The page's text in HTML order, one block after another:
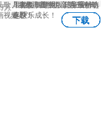
人 3-7岁儿童学拼音第一神奇
APP
下载
早教益智游戏，陪宝宝一
起快乐成长！
下载
歌、故事、国学、识字原创动
视频！
下载
万儿童故事专业版，海量精选
专题！
下载